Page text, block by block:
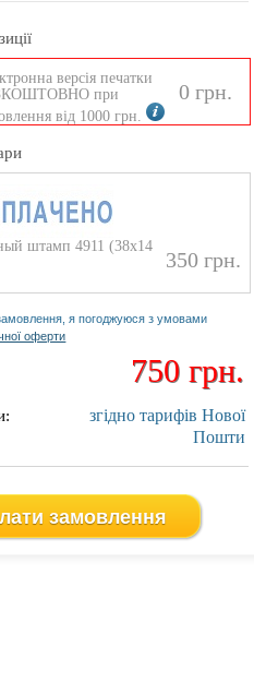
4924 (Чорна)
оснастці ідеальне поєднання
конструкції і
вже 20 років оснастка є
продажів серед
оснасток.
версія печатки
при
від 1000 грн.
0 грн.
штамп 4911 (38x14
350 грн.
я погоджуюся з умовами
оферти
750 грн.
750 грн.
згідно тарифів Нової
Пошти
замовлення